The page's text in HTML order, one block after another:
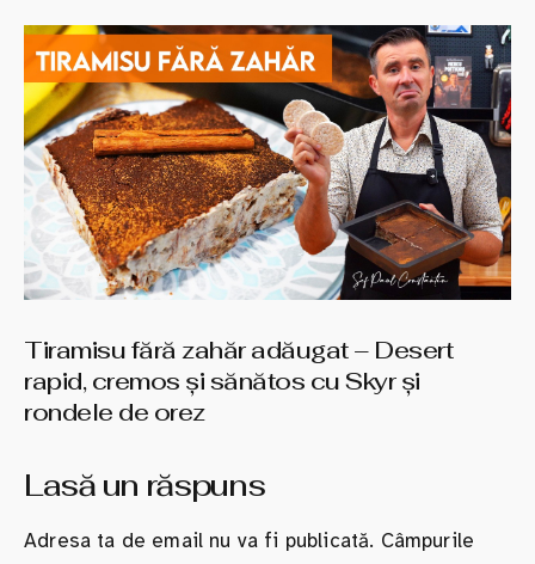
Tiramisu fără zahăr adăugat – Desert
rapid, cremos și sănătos cu Skyr și
rondele de orez
Lasă un răspuns
Adresa ta de email nu va fi publicată. Câmpurile